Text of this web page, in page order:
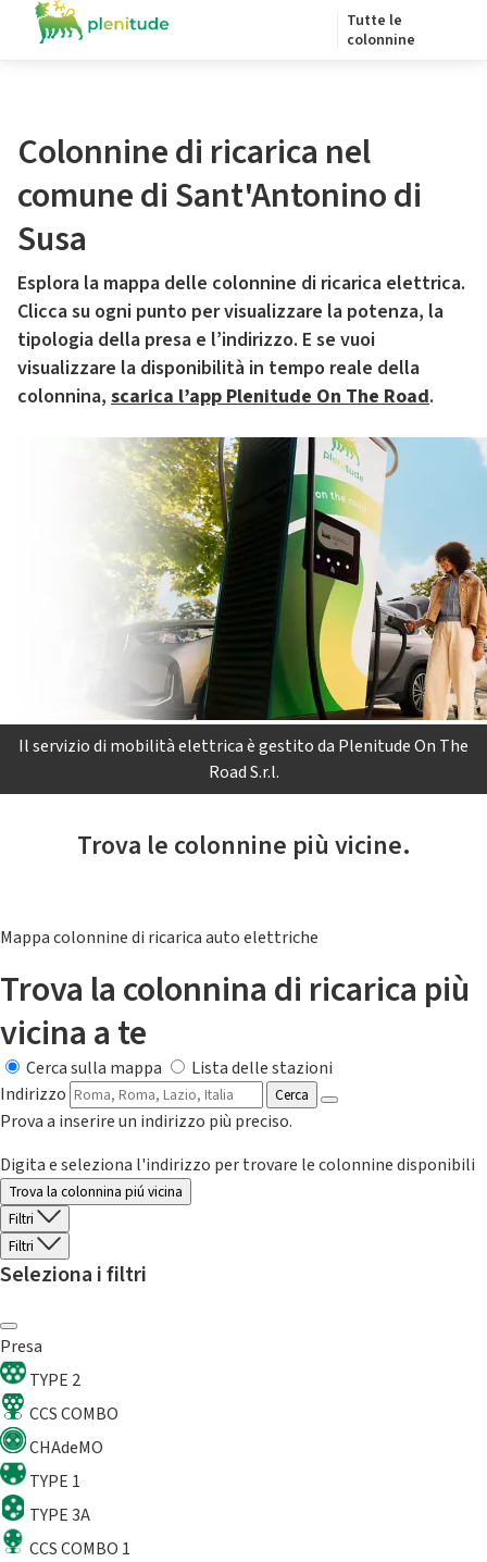
Tutte le
colonnine
Colonnine di ricarica nel
comune di Sant'Antonino di
Susa
Esplora la mappa delle colonnine di ricarica elettrica.
Clicca su ogni punto per visualizzare la potenza, la
tipologia della presa e l’indirizzo. E se vuoi
visualizzare la disponibilità in tempo reale della
colonnina, scarica l’app Plenitude On The Road.
Il servizio di mobilità elettrica è gestito da Plenitude On The
Road S.r.l.
Trova le colonnine più vicine.
Mappa colonnine di ricarica auto elettriche
Trova la colonnina di ricarica più
vicina a te
Cerca sulla mappa
Lista delle stazioni
Indirizzo
Cerca
Prova a inserire un indirizzo più preciso.
Digita e seleziona l'indirizzo per trovare le colonnine disponibili
Trova la colonnina piú vicina
Filtri
Filtri
Seleziona i filtri
Presa
TYPE 2
CCS COMBO
CHAdeMO
TYPE 1
TYPE 3A
CCS COMBO 1